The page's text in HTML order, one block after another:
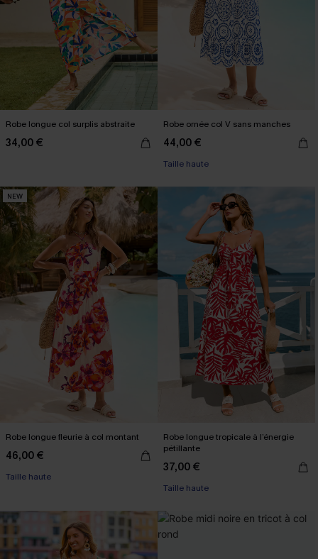
Robe longue col surplis abstraite
34,00 €
Robe ornée col V sans manches
44,00 €
Taille haute
NEW
Robe longue fleurie à col montant
46,00 €
Taille haute
Robe longue tropicale à l’énergie
pétillante
37,00 €
Taille haute